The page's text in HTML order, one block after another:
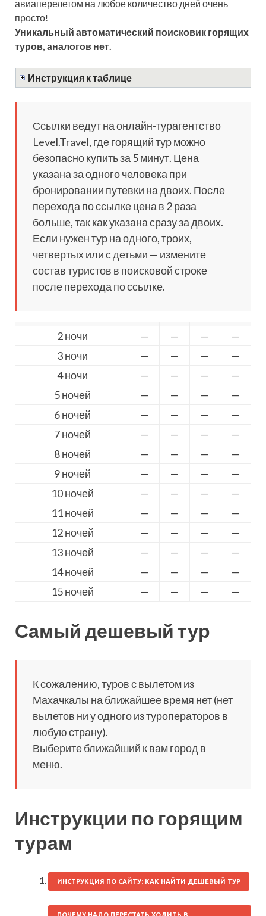
авиаперелетом на любое количество дней очень
просто!
Уникальный автоматический поисковик горящих
туров, аналогов нет.
Инструкция к таблице
Ссылки ведут на онлайн-турагентство
Level.Travel, где горящий тур можно
безопасно купить за 5 минут. Цена
указана за одного человека при
бронировании путевки на двоих. После
перехода по ссылке цена в 2 раза
больше, так как указана сразу за двоих.
Если нужен тур на одного, троих,
четвертых или с детьми — измените
состав туристов в поисковой строке
после перехода по ссылке.
2 ночи — — —
—
3 ночи
— — —
—
4 ночи
— — —
—
5 ночей
— — —
—
6 ночей
— — —
—
7 ночей
— — —
—
8 ночей
— — —
—
9 ночей
— — —
—
10 ночей
— — —
—
11 ночей
— — —
—
12 ночей
— — —
—
13 ночей
— — —
—
14 ночей
— — —
—
15 ночей
— — — —
Самый дешевый тур
К сожалению, туров с вылетом из
Махачкалы на ближайшее время нет (нет
вылетов ни у одного из туроператоров в
любую страну).
Выберите ближайший к вам город в
меню.
Инструкции по горящим
турам
ИНСТРУКЦИЯ ПО САЙТУ: КАК НАЙТИ ДЕШЕВЫЙ ТУР